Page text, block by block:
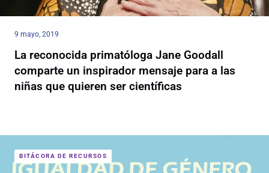
9 mayo, 2019
La reconocida primatóloga Jane Goodall
comparte un inspirador mensaje para a las
niñas que quieren ser científicas
BITÁCORA DE RECURSOS